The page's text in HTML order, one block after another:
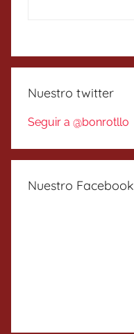
Nuestro twitter
Seguir a @bonrotllo
Nuestro Facebook